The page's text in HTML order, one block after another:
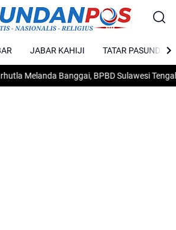
JABAR KAHIJI TATAR PASUNDAN
Banggai, BPBD Sulawesi Tengah